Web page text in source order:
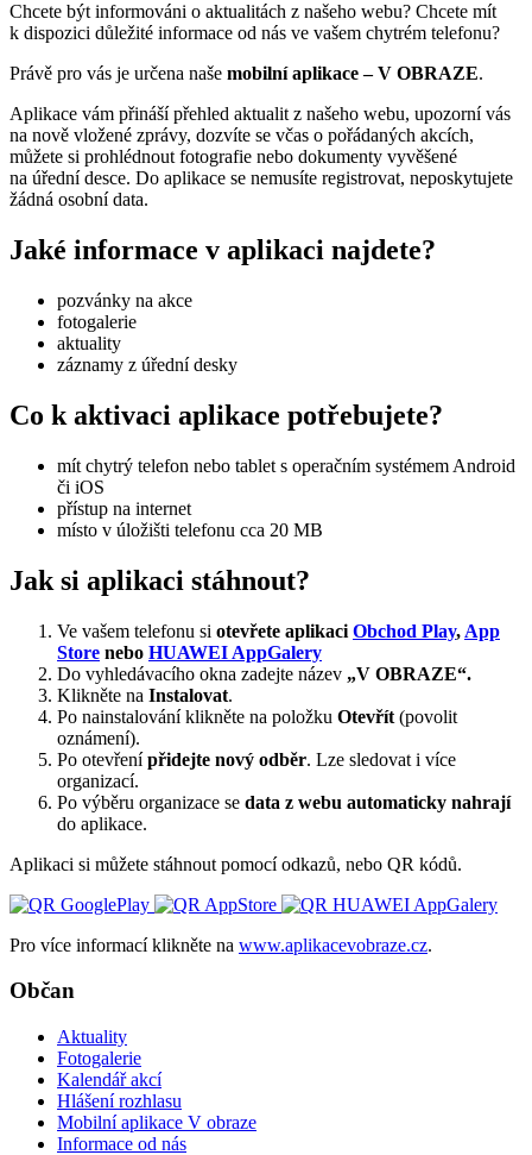
Chcete být informováni o aktualitách z našeho webu? Chcete mít
k dispozici důležité informace od nás ve vašem chytrém telefonu?
Právě pro vás je určena naše mobilní aplikace – V OBRAZE.
Aplikace vám přináší přehled aktualit z našeho webu, upozorní vás
na nově vložené zprávy, dozvíte se včas o pořádaných akcích,
můžete si prohlédnout fotografie nebo dokumenty vyvěšené
na úřední desce. Do aplikace se nemusíte registrovat, neposkytujete
žádná osobní data.
Jaké informace v aplikaci najdete?
pozvánky na akce
fotogalerie
aktuality
záznamy z úřední desky
Co k aktivaci aplikace potřebujete?
mít chytrý telefon nebo tablet s operačním systémem Android
či iOS
přístup na internet
místo v úložišti telefonu cca 20 MB
Jak si aplikaci stáhnout?
Ve vašem telefonu si otevřete aplikaci Obchod Play, App
Store nebo HUAWEI AppGalery
Do vyhledávacího okna zadejte název „V OBRAZE“.
Klikněte na Instalovat.
Po nainstalování klikněte na položku Otevřít (povolit
oznámení).
Po otevřenípřidejte nový odběr. Lze sledovat i více
organizací.
Po výběru organizace se data z webu automaticky nahrají
do aplikace.
Aplikaci si můžete stáhnout pomocí odkazů, nebo QR kódů.
Pro více informací klikněte na www.aplikacevobraze.cz.
Občan
Aktuality
Fotogalerie
Kalendář akcí
Hlášení rozhlasu
Mobilní aplikace V obraze
Informace od nás